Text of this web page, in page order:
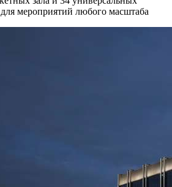
мероприятий любого масштаба